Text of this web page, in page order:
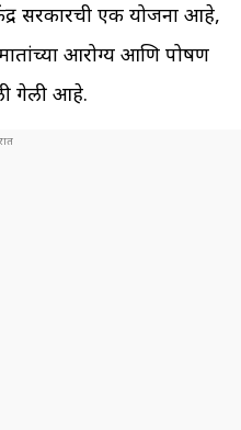
केंद्र सरकारची एक योजना आहे,
आरोग्य आणि पोषण
गेली आहे.